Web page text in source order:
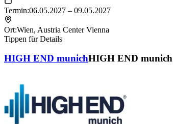
Termin:06.05.2027 – 09.05.2027
Ort:Wien, Austria Center Vienna
Tippen für Details
HIGH END munichHIGH END munich